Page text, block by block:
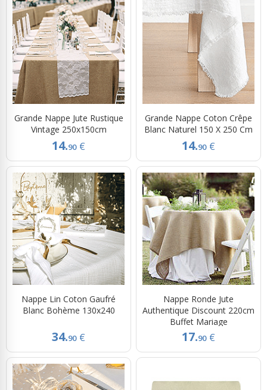
Grande Nappe Jute Rustique
Vintage 250x150cm
14.90 €
Grande Nappe Coton Crêpe
Blanc Naturel 150 X 250 Cm
14.90 €
Nappe Lin Coton Gaufré
Blanc Bohème 130x240
34.90 €
Nappe Ronde Jute
Authentique Discount 220cm
Buffet Mariage
17.90 €